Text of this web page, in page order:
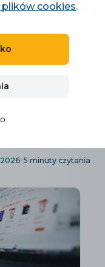
byste si
5 minuty czytania
cookies.